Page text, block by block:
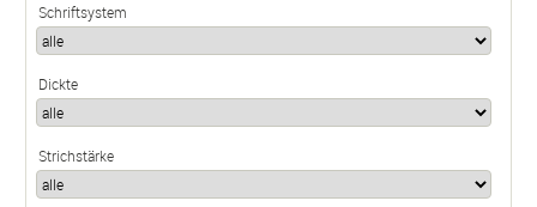
Schriftsystem
Dickte
Strichstärke